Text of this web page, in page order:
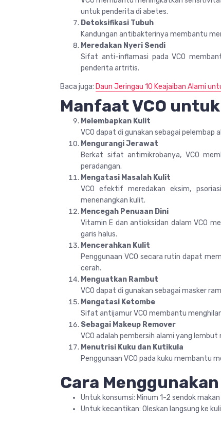
untuk penderita di abetes.
Detoksifikasi Tubuh
Kandungan antibakterinya membantu
Meredakan Nyeri Sendi
Sifat anti-inflamasi pada VCO
penderita artritis.
Baca juga: Daun Jeringau 10 Keajaiban Alami
Manfaat VCO
Melembapkan Kulit
VCO dapat di gunakan sebagai
Mengurangi Jerawat
Berkat sifat antimikrobanya, VCO
peradangan.
Mengatasi Masalah Kulit
VCO efektif meredakan eksim,
menenangkan kulit.
Mencegah Penuaan Dini
Vitamin E dan antioksidan dalam VCO
garis halus.
Mencerahkan Kulit
Penggunaan VCO secara rutin dapat
cerah.
Menguatkan Rambut
VCO dapat di gunakan sebagai masker
Mengatasi Ketombe
Sifat antijamur VCO membantu
Sebagai Makeup Remover
VCO adalah pembersih alami yang
Menutrisi Kuku dan Kutikula
Penggunaan VCO pada kuku membantu
Cara Menggunakan
Untuk konsumsi: Minum 1-2 sendok makan
Untuk kecantikan: Oleskan langsung ke